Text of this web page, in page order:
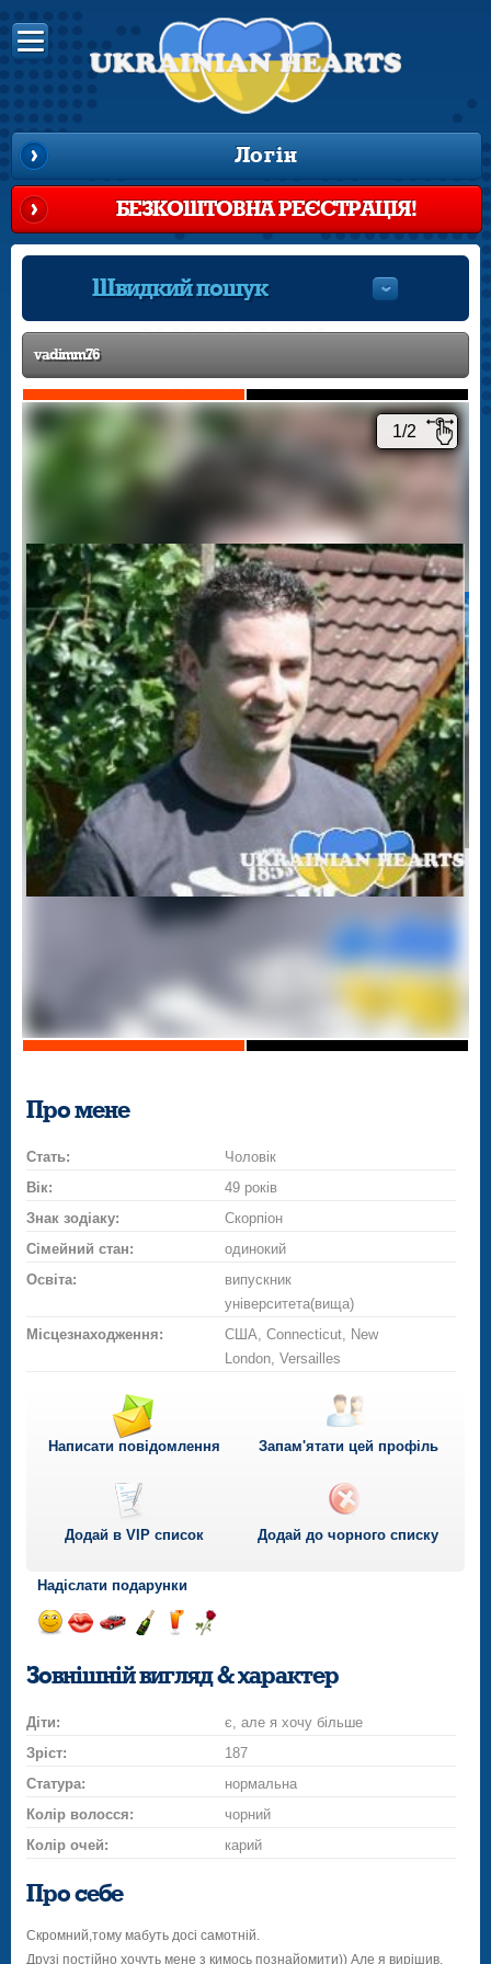
Логін
БЕЗКОШТОВНА РЕЄСТРАЦІЯ!
Швидкий пошук
vadimm76
1/2
Про мене
Стать:
Чоловік
Вік:
49 років
Знак зодіаку:
Скорпіон
Сімейний стан:
одинокий
Освіта:
випускник
університета(вища)
Місцезнаходження:
США, Connecticut, New
London, Versailles
Написати повідомлення Запам'ятати цей профіль
Додай в VIP список Додай до чорного списку
Надіслати подарунки
посмішкупоцілунок
на
автомобілі
шампанське
троянду
Зовнішній вигляд & характер
Діти:
є, але я хочу більше
Зріст:
187
Статура:
нормальна
Колір волосся:
чорний
Колір очей:
карий
Про себе
Скромний,тому мабуть досі самотній.
Друзі постійно хочуть мене з кимось познайомити)) Але я вирішив,